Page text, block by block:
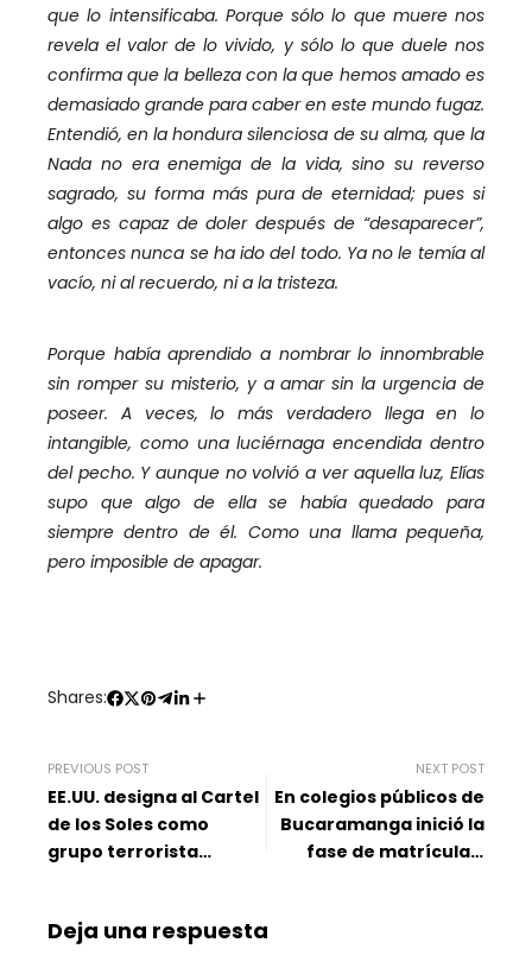
que lo intensificaba. Porque sólo lo que muere nos
revela el valor de lo vivido, y sólo lo que duele nos
confirma que la belleza con la que hemos amado es
demasiado grande para caber en este mundo fugaz.
Entendió, en la hondura silenciosa de su alma, que la
Nada no era enemiga de la vida, sino su reverso
sagrado, su forma más pura de eternidad; pues si
algo es capaz de doler después de “desaparecer”,
entonces nunca se ha ido del todo. Ya no le temía al
vacío, ni al recuerdo, ni a la tristeza.
Porque había aprendido a nombrar lo innombrable
sin romper su misterio, y a amar sin la urgencia de
poseer. A veces, lo más verdadero llega en lo
intangible, como una luciérnaga encendida dentro
del pecho. Y aunque no volvió a ver aquella luz, Elías
supo que algo de ella se había quedado para
siempre dentro de él. Como una llama pequeña,
pero imposible de apagar.
Shares:
PREVIOUS POST
EE.UU. designa al Cartel
de los Soles como
grupo terrorista
NEXT POST
En colegios públicos de
Bucaramanga inició la
fase de matrículas:
Deja una respuesta